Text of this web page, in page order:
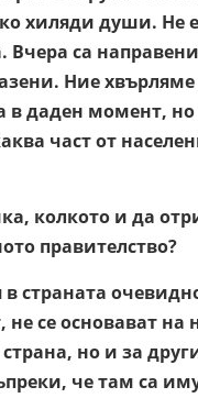
хиляди души. Не
Вчера са
Ние
в даден момент,
част от
колкото и да
правителство?
страната
се основават на
но и за
че там са